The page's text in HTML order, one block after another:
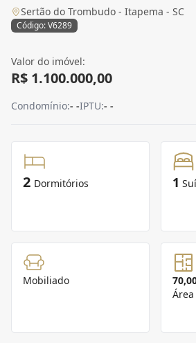
Sertão do Trombudo - Itapema - SC
Código: V6289
Valor do imóvel:
R$ 1.100.000,00
Condomínio:- -IPTU:- -
2 Dormitórios 1
Mobiliado